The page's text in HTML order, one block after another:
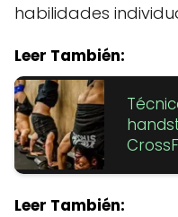
habilidades
Leer También:
Leer También: